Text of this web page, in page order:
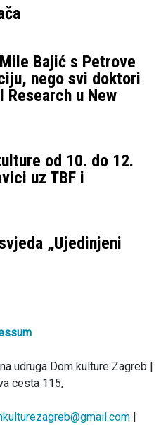
Bajić s Petrove
nego svi doktori
u New
od 10. do 12.
uz TBF i
„Ujedinjeni
udruga Dom kulture Zagreb |
cesta 115,